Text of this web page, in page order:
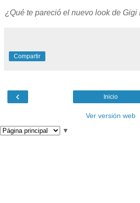
¿Qué te pareció el nuevo look de Gigi
Compartir
‹ Inicio
Ver versión web
▼